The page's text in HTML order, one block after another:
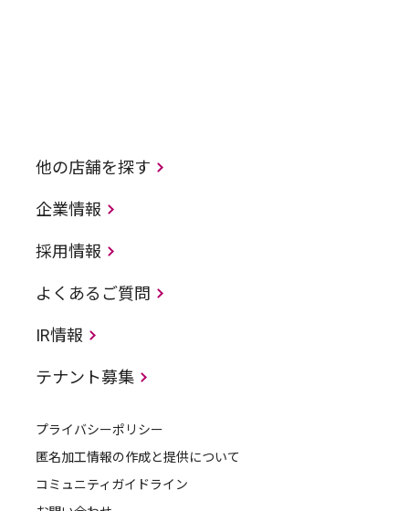
他の店舗を探す
企業情報
採用情報
よくあるご質問
IR情報
テナント募集
プライバシーポリシー
匿名加工情報の作成と提供について
コミュニティガイドライン